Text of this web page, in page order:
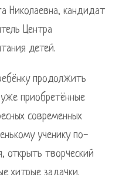
Николаевна, кандидат
Центра
детей.
продолжить
приобретённые
современных
ученику по-
открыть творческий
хитрые задачки.